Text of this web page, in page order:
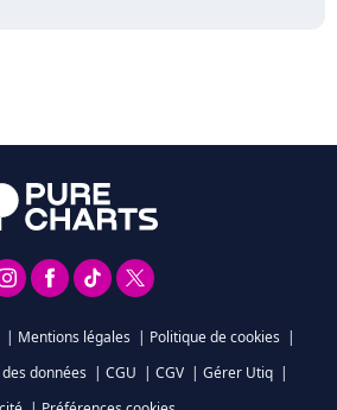
| Mentions légales | Politique de cookies |
données | CGU | CGV | Gérer Utiq |